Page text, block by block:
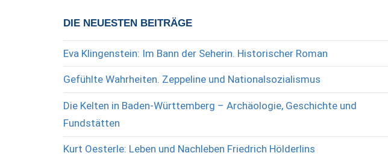
DIE NEUESTEN BEITRÄGE
Eva Klingenstein: Im Bann der Seherin. Historischer Roman
Gefühlte Wahrheiten. Zeppeline und Nationalsozialismus
Die Kelten in Baden-Württemberg – Archäologie, Geschichte und
Fundstätten
Kurt Oesterle: Leben und Nachleben Friedrich Hölderlins